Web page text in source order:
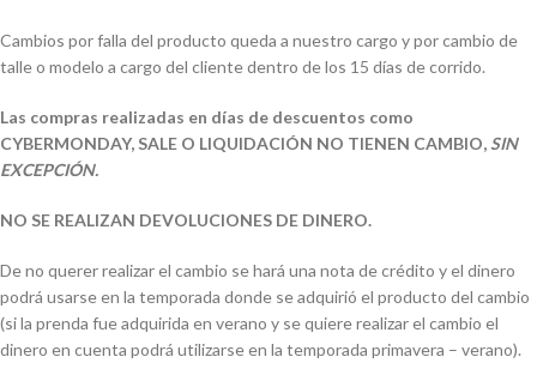
Cambios por falla del producto queda a nuestro cargo y por cambio de
talle o modelo a cargo del cliente dentro de los 15 días de corrido.
Las compras realizadas en días de descuentos como
CYBERMONDAY, SALE O LIQUIDACIÓN NO TIENEN CAMBIO,SIN
EXCEPCIÓN.
NO SE REALIZAN DEVOLUCIONES DE DINERO.
De no querer realizar el cambio se hará una nota de crédito y el dinero
podrá usarse en la temporada donde se adquirió el producto del cambio
(si la prenda fue adquirida en verano y se quiere realizar el cambio el
dinero en cuenta podrá utilizarse en la temporada primavera – verano).